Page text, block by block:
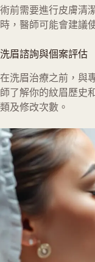
術前需要進行皮膚清
時，醫師可能會建議
洗眉諮詢與個案評估
在洗眉治療之前，與
師了解你的紋眉歷史
類及修改次數。